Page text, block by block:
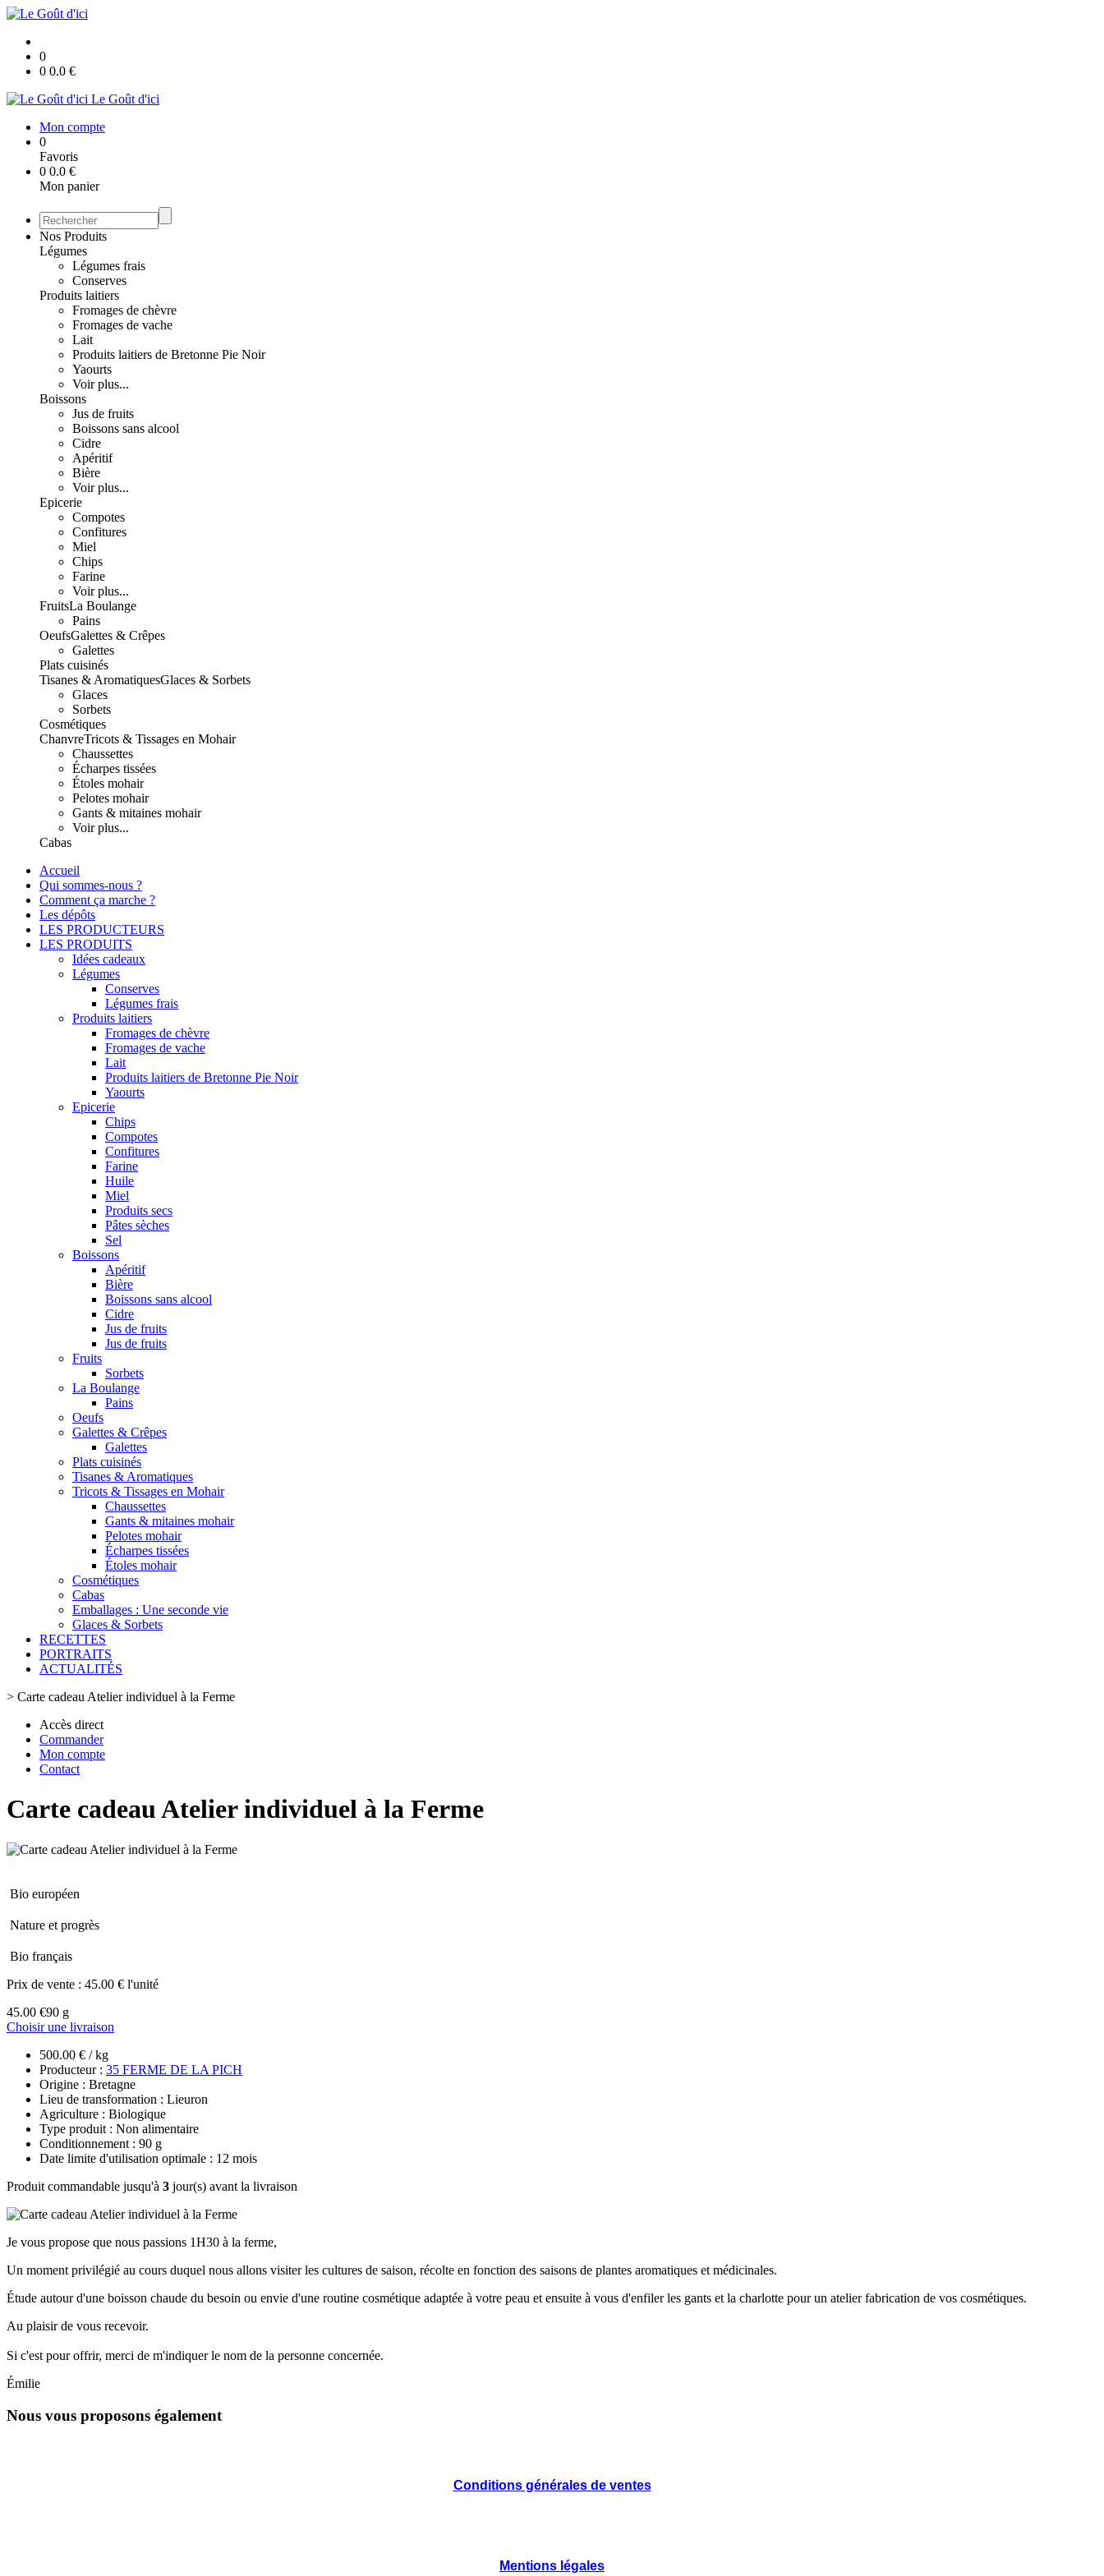
0
0 0.0 €
Le Goût d'ici
Mon compte
0
Favoris
0 0.0 €
Mon panier
Nos Produits
Légumes
Légumes frais
Conserves
Produits laitiers
Fromages de chèvre
Fromages de vache
Lait
Produits laitiers de Bretonne Pie Noir
Yaourts
Voir plus...
Boissons
Jus de fruits
Boissons sans alcool
Cidre
Apéritif
Bière
Voir plus...
Epicerie
Compotes
Confitures
Miel
Chips
Farine
Voir plus...
FruitsLa Boulange
Pains
OeufsGalettes & Crêpes
Galettes
Plats cuisinés
Tisanes & AromatiquesGlaces & Sorbets
Glaces
Sorbets
Cosmétiques
ChanvreTricots & Tissages en Mohair
Chaussettes
Écharpes tissées
Étoles mohair
Pelotes mohair
Gants & mitaines mohair
Voir plus...
Cabas
Accueil
Qui sommes-nous ?
Comment ça marche ?
Les dépôts
LES PRODUCTEURS
LES PRODUITS
Idées cadeaux
Légumes
Conserves
Légumes frais
Produits laitiers
Fromages de chèvre
Fromages de vache
Lait
Produits laitiers de Bretonne Pie Noir
Yaourts
Epicerie
Chips
Compotes
Confitures
Farine
Huile
Miel
Produits secs
Pâtes sèches
Sel
Boissons
Apéritif
Bière
Boissons sans alcool
Cidre
Jus de fruits
Jus de fruits
Fruits
Sorbets
La Boulange
Pains
Oeufs
Galettes & Crêpes
Galettes
Plats cuisinés
Tisanes & Aromatiques
Tricots & Tissages en Mohair
Chaussettes
Gants & mitaines mohair
Pelotes mohair
Écharpes tissées
Étoles mohair
Cosmétiques
Cabas
Emballages : Une seconde vie
Glaces & Sorbets
RECETTES
PORTRAITS
ACTUALITÉS
> Carte cadeau Atelier individuel à la Ferme
Accès direct
Commander
Mon compte
Contact
Carte cadeau Atelier individuel à la Ferme
Bio européen
Nature et progrès
Bio français
Prix de vente : 45.00 € l'unité
45.00 €90 g
Choisir une livraison
500.00 € / kg
Producteur : 35 FERME DE LA PICH
Origine : Bretagne
Lieu de transformation : Lieuron
Agriculture : Biologique
Type produit : Non alimentaire
Conditionnement : 90 g
Date limite d'utilisation optimale : 12 mois
Produit commandable jusqu'à 3 jour(s) avant la livraison
Je vous propose que nous passions 1H30 à la ferme,
Un moment privilégié au cours duquel nous allons visiter les cultures de saison, récolte en fonction des saisons de plantes aromatiques et médicinales.
Étude autour d'une boisson chaude du besoin ou envie d'une routine cosmétique adaptée à votre peau et ensuite à vous d'enfiler les gants et la charlotte pour un atelier fabrication de vos cosmétiques.
Au plaisir de vous recevoir.
Si c'est pour offrir, merci de m'indiquer le nom de la personne concernée.
Émilie
Nous vous proposons également
Conditions générales de ventes
Mentions légales